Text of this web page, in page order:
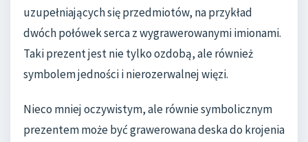
uzupełniających się przedmiotów, na przykład
dwóch połówek serca z wygrawerowanymi imionami.
Taki prezent jest nie tylko ozdobą, ale również
symbolem jedności i nierozerwalnej więzi.
Nieco mniej oczywistym, ale równie symbolicznym
prezentem może być grawerowana deska do krojenia